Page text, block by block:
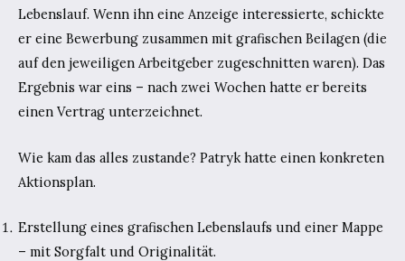
Lebenslauf. Wenn ihn eine Anzeige interessierte, schickte
er eine Bewerbung zusammen mit grafischen Beilagen (die
auf den jeweiligen Arbeitgeber zugeschnitten waren). Das
Ergebnis war eins – nach zwei Wochen hatte er bereits
einen Vertrag unterzeichnet.
Wie kam das alles zustande? Patryk hatte einen konkreten
Aktionsplan.
Erstellung eines grafischen Lebenslaufs und einer Mappe
– mit Sorgfalt und Originalität.